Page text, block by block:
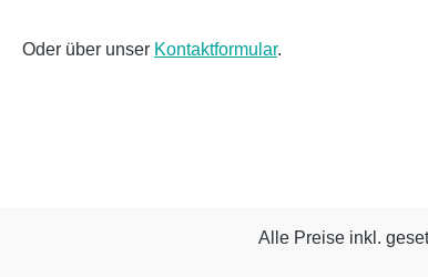
Oder über unser Kontaktformular.
Alle Preise inkl.